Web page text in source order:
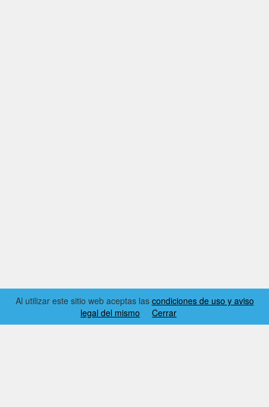
Al utilizar este sitio web aceptas las condiciones de uso y aviso
legal del mismo
Cerrar